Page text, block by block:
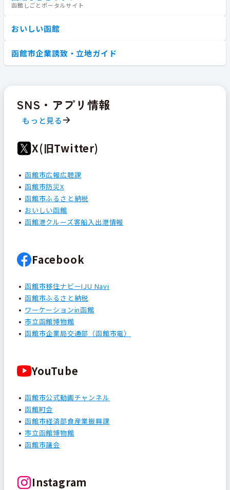
函館しごとポータルサイト
おいしい函館
函館市企業誘致・立地ガイド
SNS・アプリ情報
もっと見る
X(旧Twitter)
函館市広報広聴課
函館市防災X
函館市ふるさと納税
おいしい函館
函館港クルーズ客船入出港情報
Facebook
函館市移住ナビーIJU Navi
函館市ふるさと納税
ワーケーションin函館
市立函館博物館
函館市企業局交通部（函館市電）
YouTube
函館市公式動画チャンネル
函館町会
函館市経済部食産業振興課
市立函館博物館
函館市議会
Instagram